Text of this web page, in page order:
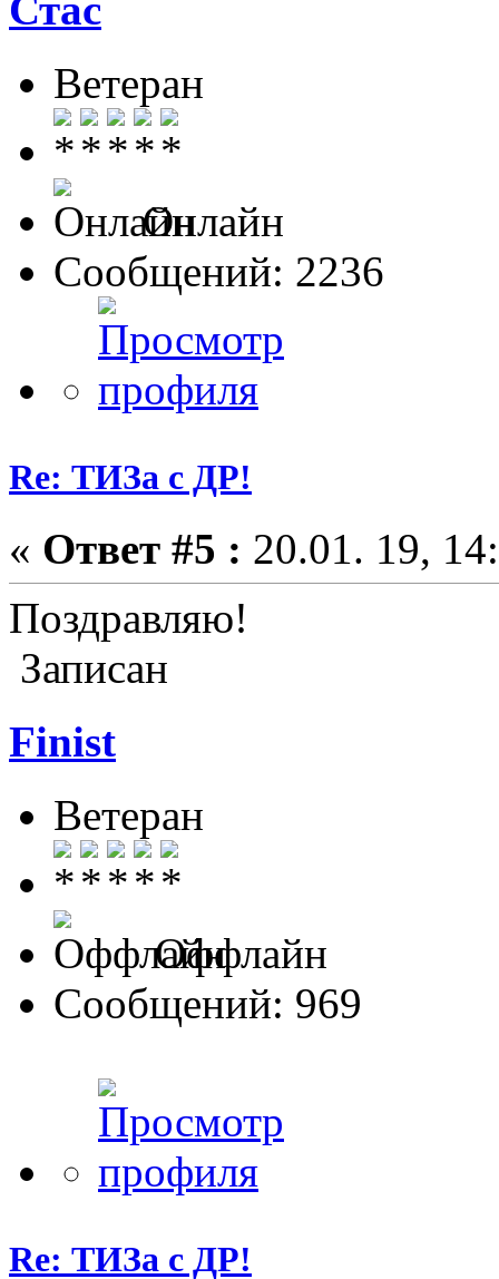
Ветеран
Онлайн
Сообщений: 2236
Re: ТИЗа с ДР!
« Ответ #5 : 20.01. 19,
Поздравляю!
Записан
Finist
Ветеран
Оффлайн
Сообщений: 969
Re: ТИЗа с ДР!